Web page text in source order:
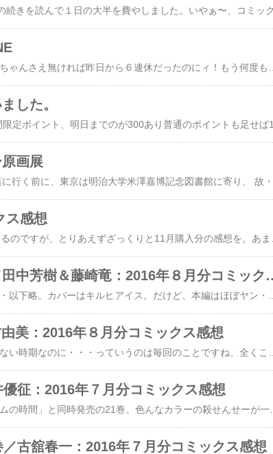
した。
画展
ス感想
銀河英雄伝説 ３巻／田
美：2016年８月分コミックス感想
征：2016年７月分コミックス感想
古舘春一：2016年７月分コミックス感想